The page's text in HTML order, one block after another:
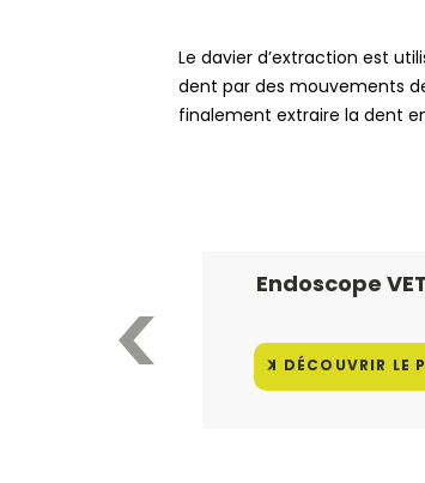
Le davier d’extraction est
dent par des mouvements
finalement extraire la dent
Endoscope
DÉCOUVRIR LE